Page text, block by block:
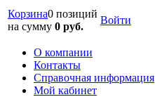
Корзина0 позиций
на сумму 0 руб.
Войти
О компании
Контакты
Справочная информация
Мой кабинет